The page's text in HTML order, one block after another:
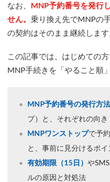
なお、
MNP予約番号を発行
せん。 乗り換え先でMNPの
の契約はそのまま継続します
この記事では、はじめての
MNP手続きを「やること順
MNP予約番号の発行方法
プ）と、それぞれの向き
MNPワンストップで予
と、事前に見分けるポイ
有効期限（15日） や
ルの原因と対処法